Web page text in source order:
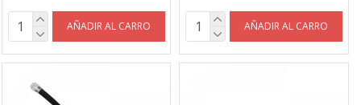
AÑADIR AL CARRO AÑADIR AL CARRO